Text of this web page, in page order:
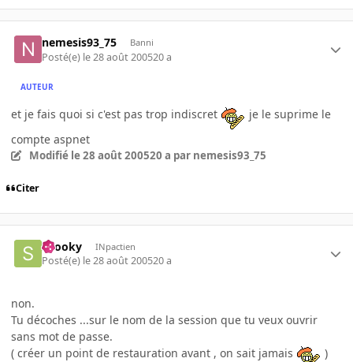
nemesis93_75 Banni
Posté(e) le 28 août 200520 a
AUTEUR
et je fais quoi si c'est pas trop indiscret
je le suprime le
compte aspnet
Modifié le 28 août 200520 a par nemesis93_75
Citer
snooky INpactien
Posté(e) le 28 août 200520 a
non.
Tu décoches ...sur le nom de la session que tu veux ouvrir
sans mot de passe.
( créer un point de restauration avant , on sait jamais
)